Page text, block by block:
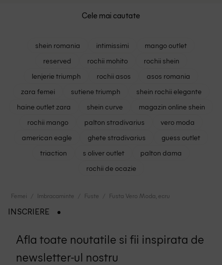
Cele mai cautate
shein romania intimissimi
mango outlet
reserved
rochii mohito
rochii shein
lenjerie triumph
rochii asos
asos romania
zara femei
sutiene triumph
shein rochii elegante
haine outlet zara
shein curve
magazin online shein
rochii mango
palton stradivarius
vero moda
american eagle
ghete stradivarius
guess outlet
triaction
s oliver outlet
palton dama
rochii de ocazie
Femei Imbracaminte Fuste Fusta Vero Moda, ecru
INSCRIERE
Afla toate noutatile si fii inspirata de
newsletter-ul nostru